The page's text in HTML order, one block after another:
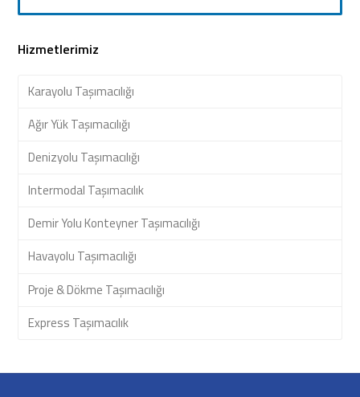
Hizmetlerimiz
Karayolu Taşımacılığı
Ağır Yük Taşımacılığı
Denizyolu Taşımacılığı
Intermodal Taşımacılık
Demir Yolu Konteyner Taşımacılığı
Havayolu Taşımacılığı
Proje & Dökme Taşımacılığı
Express Taşımacılık